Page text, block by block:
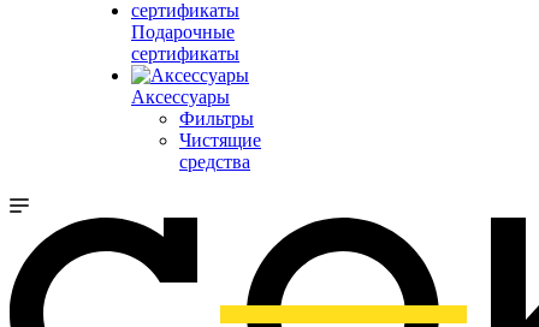
Подарочные
сертификаты
Аксессуары
Фильтры
Чистящие
средства